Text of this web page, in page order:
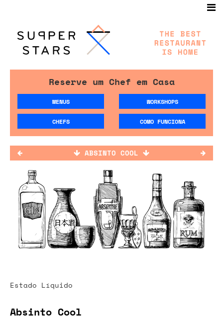
Reserve um Chef em Casa
MENUS WORKSHOPS
CHEFS COMO FUNCIONA
ABSINTO COOL
Estado Líquido
Absinto Cool